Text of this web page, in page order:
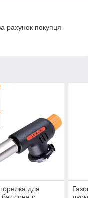
рахунок покупця
для